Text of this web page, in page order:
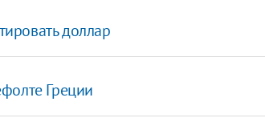
доллар
Греции